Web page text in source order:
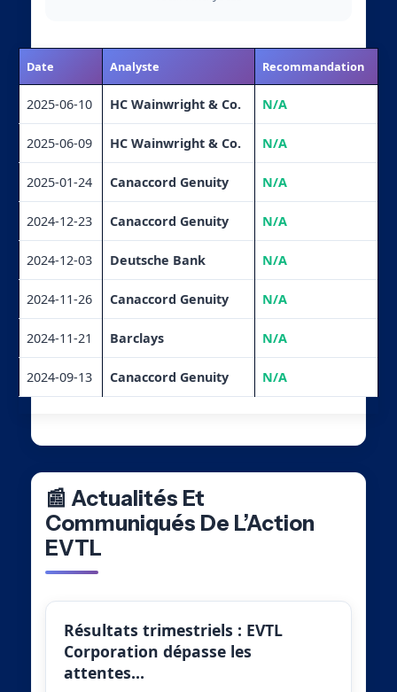
Date Analyste Recommandation
2025-06-10 HC Wainwright & Co. N/A
2025-06-09 HC Wainwright & Co. N/A
2025-01-24 Canaccord Genuity N/A
2024-12-23 Canaccord Genuity N/A
2024-12-03 Deutsche Bank N/A
2024-11-26 Canaccord Genuity N/A
2024-11-21 Barclays N/A
2024-09-13 Canaccord Genuity N/A
📰 Actualités Et
Communiqués De L’Action
EVTL
Résultats trimestriels : EVTL
Corporation dépasse les
attentes…